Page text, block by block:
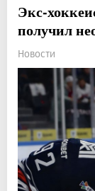
Экс-
получил
Новости